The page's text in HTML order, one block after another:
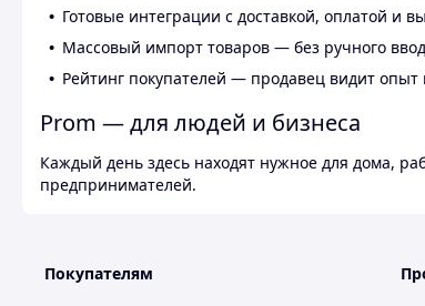
Готовые интеграции с доставкой, оплатой и
Массовый импорт товаров — без ручного
Рейтинг покупателей — продавец видит
Prom — для людей и бизнеса
Каждый день здесь находят нужное для дома,
предпринимателей.
Покупателям